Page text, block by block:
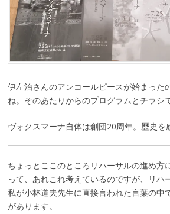
伊左治さんのアンコールピースが始まった
ね。そのあたりからのプログラムとチラシで
ヴォクスマーナ自体は創団20周年。歴史を
ちょっとここのところリハーサルの進め方
って、あれこれ考えているのですが、リハ
私が小林道夫先生に直接言われた言葉の中
があります。